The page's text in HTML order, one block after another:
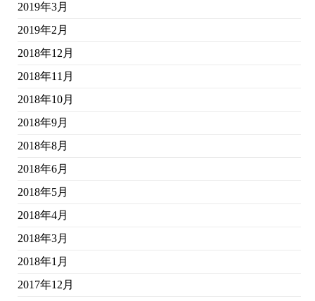
2019年3月
2019年2月
2018年12月
2018年11月
2018年10月
2018年9月
2018年8月
2018年6月
2018年5月
2018年4月
2018年3月
2018年1月
2017年12月